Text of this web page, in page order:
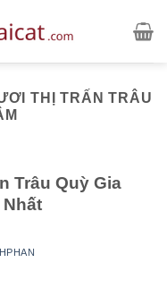
THỊ TRẤN TRÂU
Trâu Quỳ Gia
Nhất